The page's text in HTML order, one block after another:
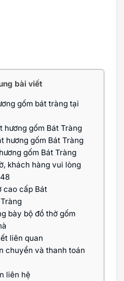
bài viết
gốm bát tràng tại
hương gốm Bát Tràng
hương gốm Bát Tràng
gốm Bát Tràng
khách hàng vui lòng
cao cấp Bát
bày bộ đồ thờ gốm
liên quan
chuyển và thanh toán
liên hệ